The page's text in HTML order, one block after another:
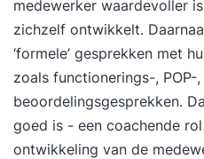
OR-en is
herkenbaar thema. We
korte inleiding over de
arbeidswetten. Ook
regelingen uit de cao of
Veel is hierin geregeld,
medewerker waardevoller
zichzelf ontwikkelt.
‘formele’ gesprekken met
zoals functionerings-,
beoordelingsgesprekken.
goed is - een coachende
ontwikkeling van de